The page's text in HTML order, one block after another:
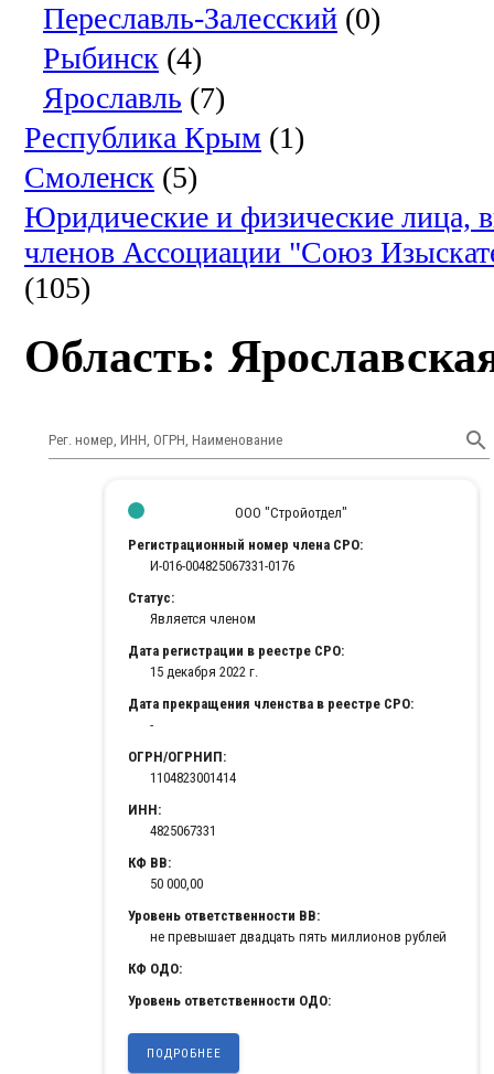
Переславль-Залесский (0)
Рыбинск (4)
Ярославль (7)
Республика Крым (1)
Смоленск (5)
Юридические и физические лица,
членов Ассоциации "Союз
(105)
Область: